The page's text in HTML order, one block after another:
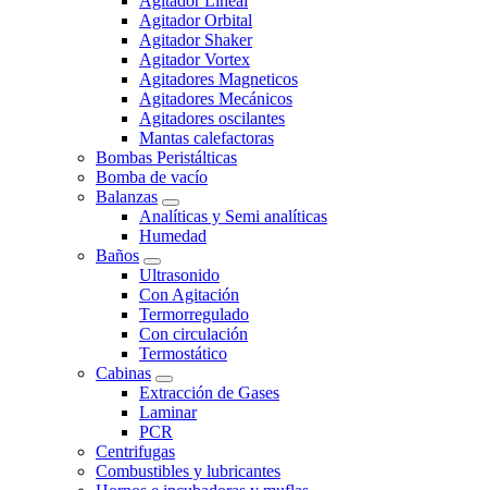
Agitador Orbital
Agitador Shaker
Agitador Vortex
Agitadores Magneticos
Agitadores Mecánicos
Agitadores oscilantes
Mantas calefactoras
Bombas Peristálticas
Bomba de vacío
Balanzas
Analíticas y Semi analíticas
Humedad
Baños
Ultrasonido
Con Agitación
Termorregulado
Con circulación
Termostático
Cabinas
Extracción de Gases
Laminar
PCR
Centrifugas
Combustibles y lubricantes